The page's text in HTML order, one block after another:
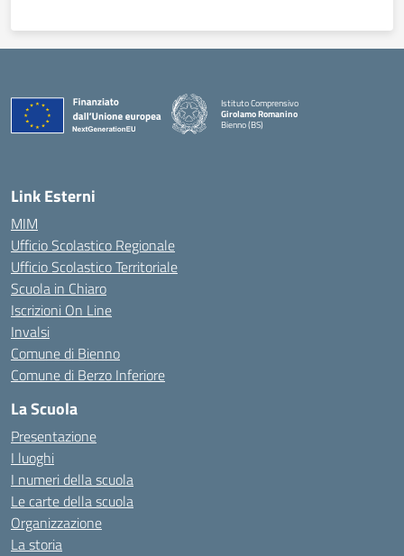
Istituto Comprensivo
Girolamo Romanino
Bienno (BS)
Link Esterni
MIM
Ufficio Scolastico Regionale
Ufficio Scolastico Territoriale
Scuola in Chiaro
Iscrizioni On Line
Invalsi
Comune di Bienno
Comune di Berzo Inferiore
La Scuola
Presentazione
I luoghi
I numeri della scuola
Le carte della scuola
Organizzazione
La storia